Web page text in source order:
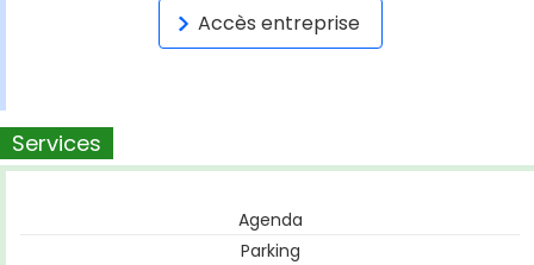
Accès entreprise
Services
Agenda
Parking